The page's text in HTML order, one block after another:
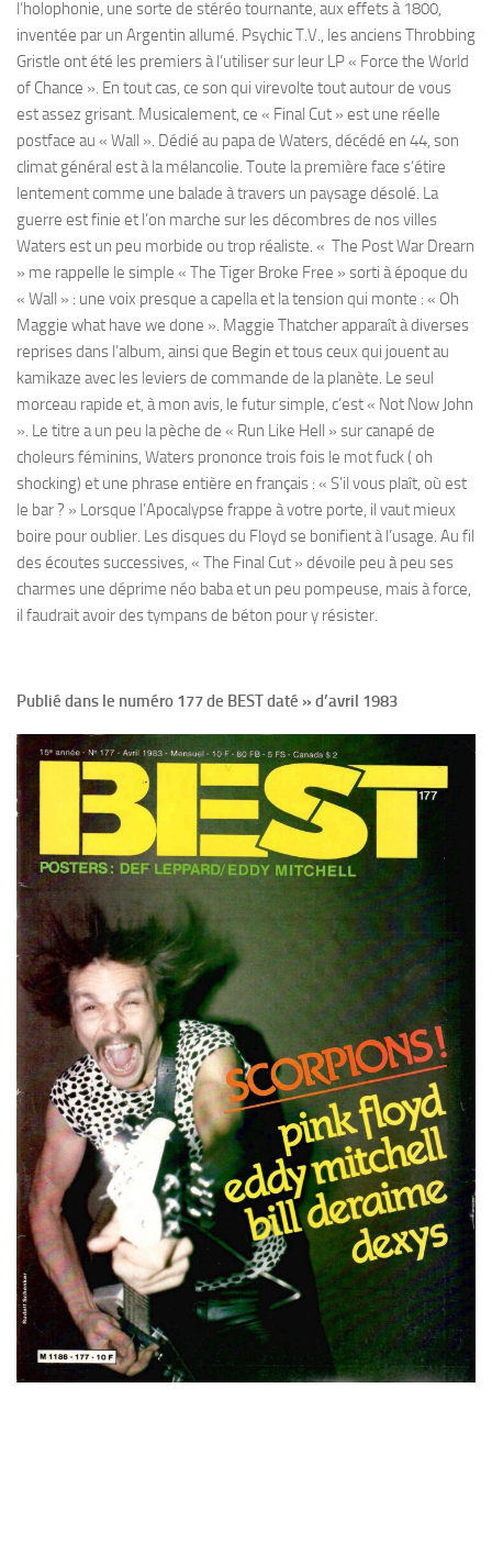
l’holophonie, une sorte de stéréo tournante, aux effets à 1800,
inventée par un Argentin allumé. Psychic T.V., les anciens Throbbing
Gristle ont été les premiers à l’utiliser sur leur LP « Force the World
of Chance ». En tout cas, ce son qui virevolte tout autour de vous
est assez grisant. Musicalement, ce « Final Cut » est une réelle
postface au « Wall ». Dédié au papa de Waters, décédé en 44, son
climat général est à la mélancolie. Toute la première face s’étire
lentement comme une balade à travers un paysage désolé. La
guerre est finie et l’on marche sur les décombres de nos villes
Waters est un peu morbide ou trop réaliste. « The Post War Drearn
» me rappelle le simple « The Tiger Broke Free » sorti à époque du
« Wall » : une voix presque a capella et la tension qui monte : « Oh
Maggie what have we done ». Maggie Thatcher apparaît à diverses
reprises dans l’album, ainsi que Begin et tous ceux qui jouent au
kamikaze avec les leviers de commande de la planète. Le seul
morceau rapide et, à mon avis, le futur simple, c’est « Not Now John
». Le titre a un peu la pèche de « Run Like Hell » sur canapé de
choleurs féminins, Waters prononce trois fois le mot fuck ( oh
shocking) et une phrase entière en français : « S’il vous plaît, où est
le bar ? » Lorsque l’Apocalypse frappe à votre porte, il vaut mieux
boire pour oublier. Les disques du Floyd se bonifient à l’usage. Au fil
des écoutes successives, « The Final Cut » dévoile peu à peu ses
charmes une déprime néo baba et un peu pompeuse, mais à force,
il faudrait avoir des tympans de béton pour y résister.
Publié dans le numéro 177 de BEST daté » d’avril 1983